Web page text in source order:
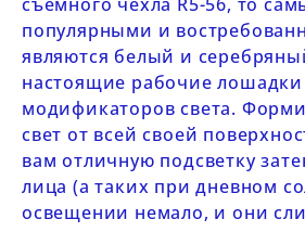
популярными и
являются белый и
настоящие рабочие лошадки
модификаторов света.
свет от всей своей
вам отличную подсветку
лица (а таких при дневном
освещении немало, и они